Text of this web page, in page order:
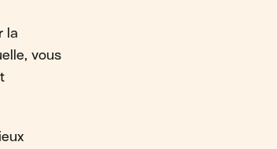
la
vous